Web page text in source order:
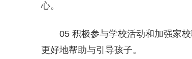
心。
05 积极参与学校活动和加强家
更好地帮助与引导孩子。